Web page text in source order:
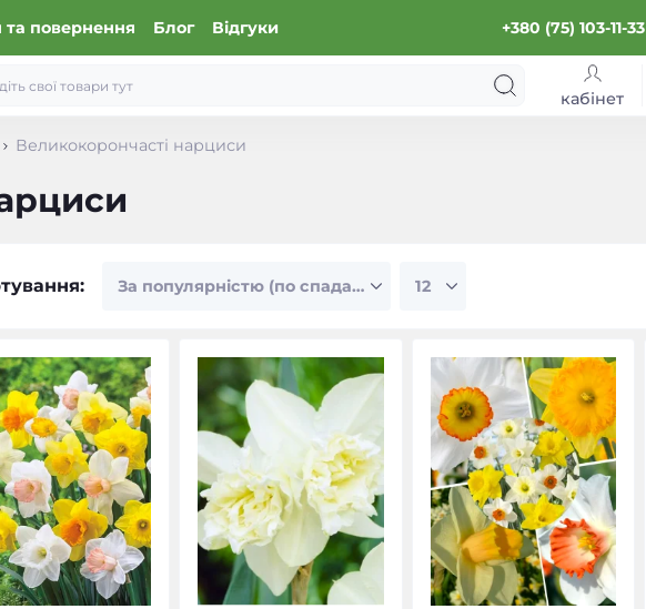
та повернення Блог Відгуки +380 (75) 103-11-33
кабінет
Великокорончасті нарциси